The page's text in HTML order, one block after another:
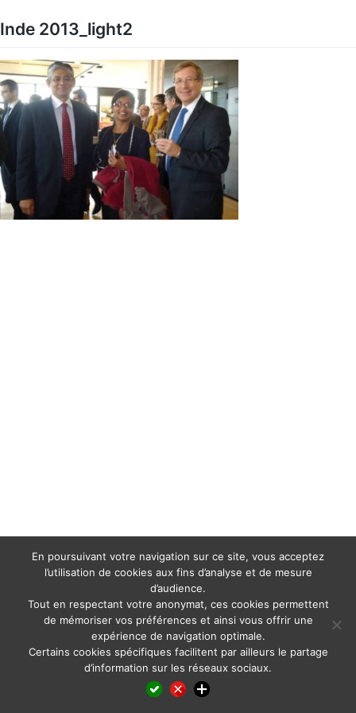
content
Inde 2013_light2
LinkedIn
X WhatsAppPinterest
En poursuivant votre navigation sur ce site, vous acceptez
l’utilisation de cookies aux fins d’analyse et de mesure
d’audience.
Tout en respectant votre anonymat, ces cookies permettent
de mémoriser vos préférences et ainsi vous offrir une
expérience de navigation optimale.
Certains cookies spécifiques facilitent par ailleurs le partage
d’information sur les réseaux sociaux.